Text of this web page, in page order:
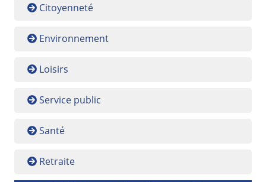
Citoyenneté
Environnement
Loisirs
Service public
Santé
Retraite